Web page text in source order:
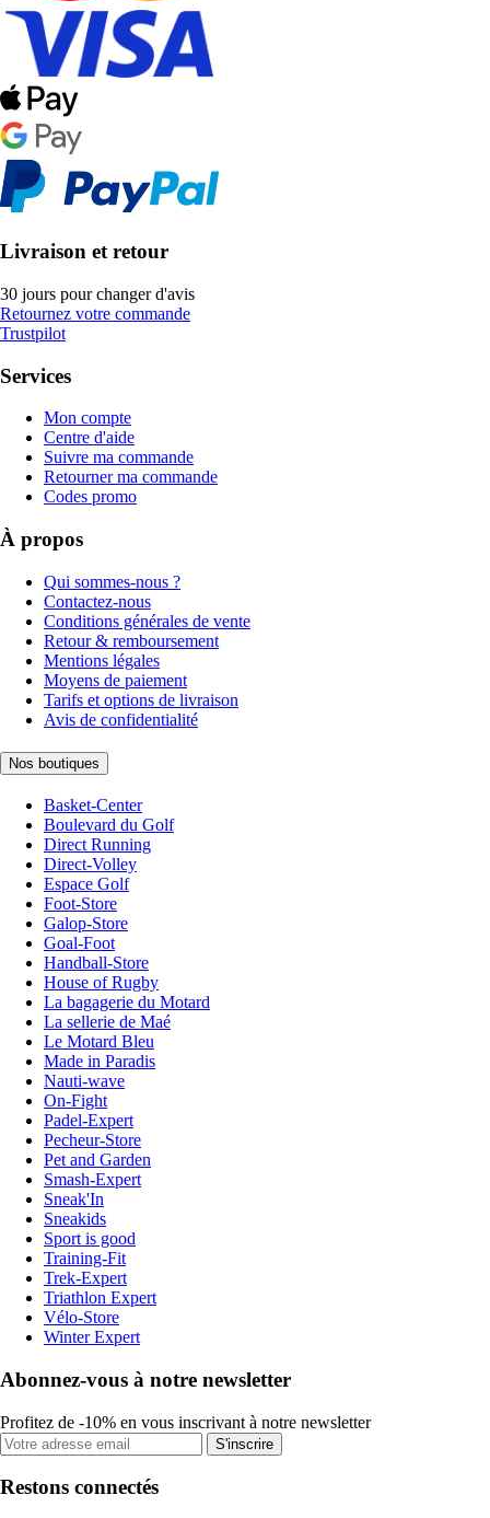
Livraison et retour
30 jours pour changer d'avis
Retournez votre commande
Trustpilot
Services
Mon compte
Centre d'aide
Suivre ma commande
Retourner ma commande
Codes promo
À propos
Qui sommes-nous ?
Contactez-nous
Conditions générales de vente
Retour & remboursement
Mentions légales
Moyens de paiement
Tarifs et options de livraison
Avis de confidentialité
Nos boutiques
Basket-Center
Boulevard du Golf
Direct Running
Direct-Volley
Espace Golf
Foot-Store
Galop-Store
Goal-Foot
Handball-Store
House of Rugby
La bagagerie du Motard
La sellerie de Maé
Le Motard Bleu
Made in Paradis
Nauti-wave
On-Fight
Padel-Expert
Pecheur-Store
Pet and Garden
Smash-Expert
Sneak'In
Sneakids
Sport is good
Training-Fit
Trek-Expert
Triathlon Expert
Vélo-Store
Winter Expert
Abonnez-vous à notre newsletter
Profitez de -10% en vous inscrivant à notre newsletter
S'inscrire
Restons connectés